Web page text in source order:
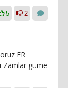
5 2
ER
Zamlar güme